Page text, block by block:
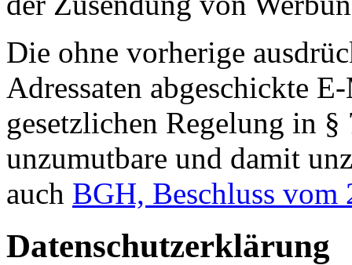
Die ohne vorherige
Adressaten abgeschickte
gesetzlichen Regelung in
unzumutbare und damit
auch BGH, Beschluss
Datenschutzerklärung